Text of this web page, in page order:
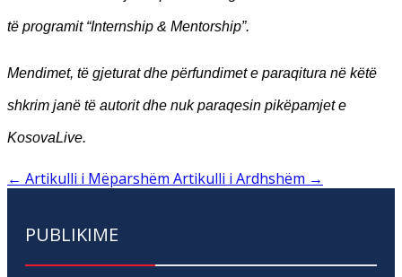
të programit “Internship & Mentorship”.
Mendimet, të gjeturat dhe përfundimet e paraqitura në këtë
shkrim janë të autorit dhe nuk paraqesin pikëpamjet e
KosovaLive.
← Artikulli i Mëparshëm Artikulli i Ardhshëm →
PUBLIKIME